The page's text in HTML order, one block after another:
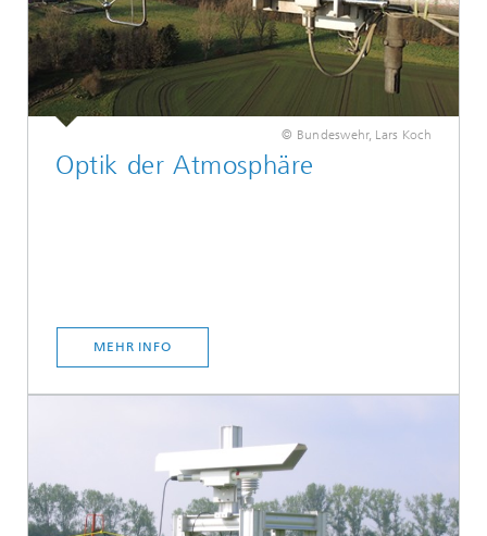
© Bundeswehr, Lars Koch
Optik der Atmosphäre
MEHR INFO